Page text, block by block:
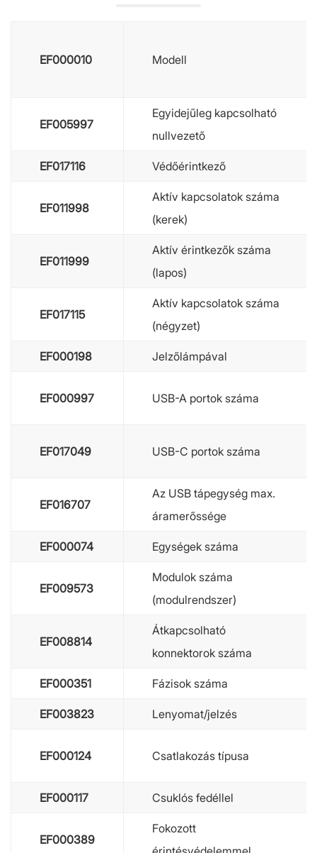
EF000010 Modell
EF005997
Egyidejűleg kapcsolható
nullvezető
EF017116 Védőérintkező
EF011998
Aktív kapcsolatok száma
(kerek)
EF011999
Aktív érintkezők száma
(lapos)
EF017115
Aktív kapcsolatok száma
(négyzet)
EF000198 Jelzőlámpával
EF000997 USB-A portok száma
EF017049 USB-C portok száma
EF016707
Az USB tápegység max.
áramerőssége
EF000074 Egységek száma
EF009573
Modulok száma
(modulrendszer)
EF008814
Átkapcsolható
konnektorok száma
EF000351 Fázisok száma
EF003823 Lenyomat/jelzés
EF000124 Csatlakozás típusa
EF000117 Csuklós fedéllel
EF000389
Fokozott